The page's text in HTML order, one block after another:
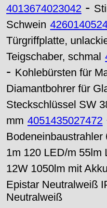
4013674023042 -
Schwein
Türgriffplatte,
Teigschaber, schmal
- Kohlebürsten für
Diamantbohrer für
Steckschlüssel SW
mm 4051435027472
1m 120 LED/m 55lm
12W 1050lm mit
Epistar Neutralweiß
Neutralweiß